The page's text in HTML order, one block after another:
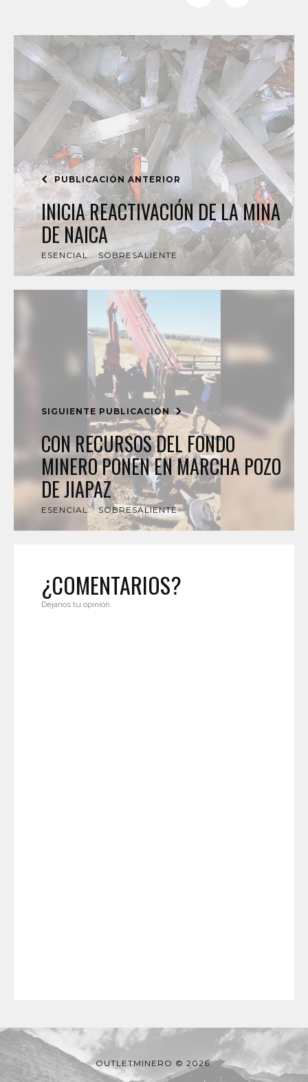
PUBLICACIÓN ANTERIOR
INICIA REACTIVACIÓN DE LA MINA
DE NAICA
ESENCIAL SOBRESALIENTE
SIGUIENTE PUBLICACIÓN
CON RECURSOS DEL FONDO
MINERO PONEN EN MARCHA POZO
DE JIAPAZ
ESENCIAL SOBRESALIENTE
¿COMENTARIOS?
Déjanos tu opinión.
OUTLETMINERO © 2026.